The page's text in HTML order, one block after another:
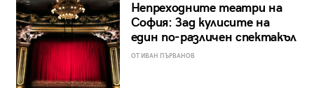
Непреходните театри на
София: Зад кулисите на
един по-различен спектакъл
ОТ ИВАН ПЪРВАНОВ